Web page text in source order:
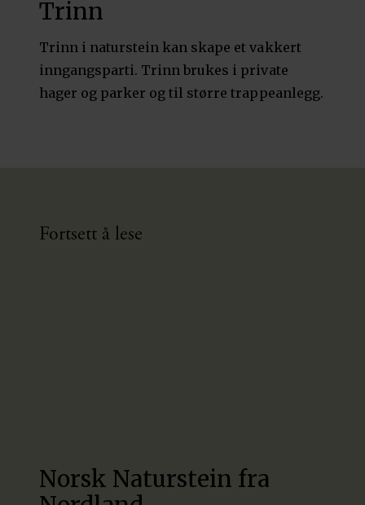
Trinn
Trinn i naturstein kan skape et vakkert
inngangsparti. Trinn brukes i private
hager og parker og til større trappeanlegg.
Fortsett å lese
Norsk Naturstein fra